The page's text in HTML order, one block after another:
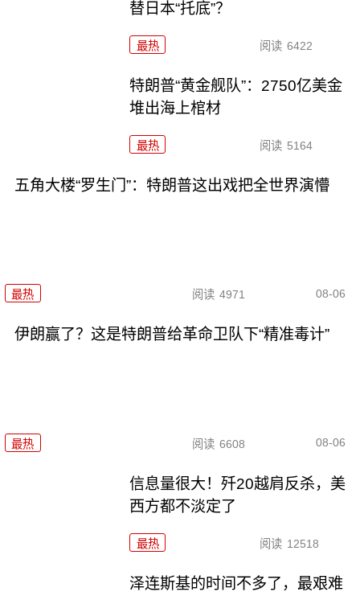
替日本“托底”？
最热 阅读 6422
特朗普“黄金舰队”：2750亿美金
堆出海上棺材
最热 阅读 5164
五角大楼“罗生门”：特朗普这出戏把全世界演懵
最热 阅读 4971 08-06
伊朗赢了？这是特朗普给革命卫队下“精准毒计”
最热 阅读 6608 08-06
信息量很大！歼20越肩反杀，美
西方都不淡定了
最热 阅读 12518
泽连斯基的时间不多了，最艰难